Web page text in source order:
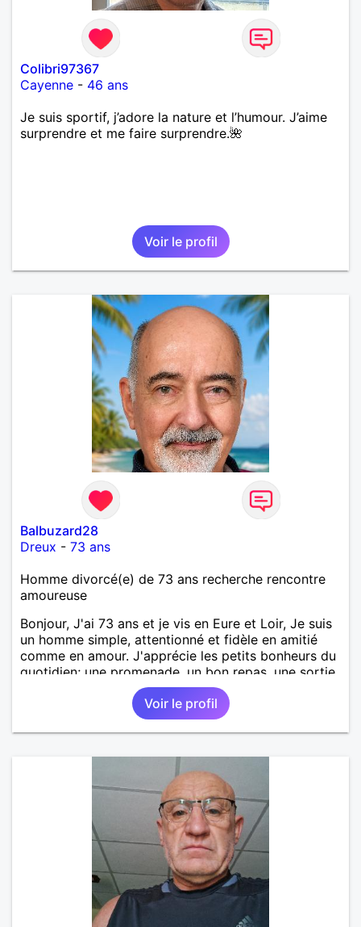
Colibri97367
Cayenne - 46 ans
Je suis sportif, j’adore la nature et l’humour. J’aime
surprendre et me faire surprendre.🌺
Voir le profil
Balbuzard28
Dreux - 73 ans
Homme divorcé(e) de 73 ans recherche rencontre
amoureuse
Bonjour, J'ai 73 ans et je vis en Eure et Loir, Je suis
un homme simple, attentionné et fidèle en amitié
comme en amour. J'apprécie les petits bonheurs du
quotidien; une promenade, un bon repas, une sortie,
une discision agréable ou un moment de détente à
deux. Je souhaite rencontrer une femme douce,
honnête et bienveillante, avec qui partager des
moments de complicité, de rire et de confiance. Je
une belle amitié et qu'il n'est jamais trop tard pour
écrire une nouvelle histoire. Si vous aimez les
échanges sincères, les valeurs de respect et de
simplicité, nous pourrions faire connaissance autour
d'un café suivi d'une balade, sans précipitation et
laisser le temps faire le reste. Au plaisir de vous lire.
Voir le profil